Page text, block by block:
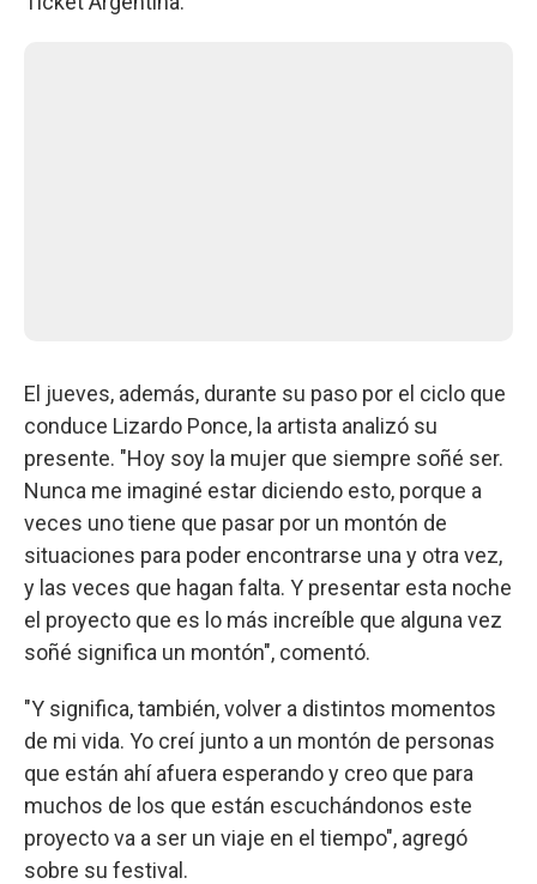
El jueves, además, durante su paso por el ciclo que
conduce Lizardo Ponce, la artista analizó su
presente. "Hoy soy la mujer que siempre soñé ser.
Nunca me imaginé estar diciendo esto, porque a
veces uno tiene que pasar por un montón de
situaciones para poder encontrarse una y otra vez,
y las veces que hagan falta. Y presentar esta noche
el proyecto que es lo más increíble que alguna vez
soñé significa un montón", comentó.
"Y significa, también, volver a distintos momentos
de mi vida. Yo creí junto a un montón de personas
que están ahí afuera esperando y creo que para
muchos de los que están escuchándonos este
proyecto va a ser un viaje en el tiempo", agregó
sobre su festival.